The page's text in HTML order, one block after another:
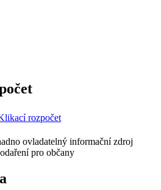
ovladatelný informační zdroj
pro občany